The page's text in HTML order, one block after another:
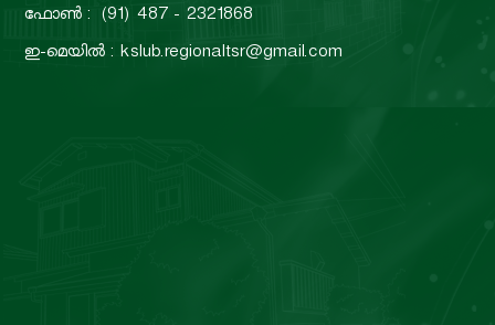
ഫോൺ : (91) 487 - 2321868
ഇ-മെയിൽ : kslub.regionaltsr@gmail.com